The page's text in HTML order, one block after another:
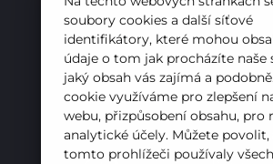
soubory cookies a další síťové
identifikátory, které mohou
údaje o tom jak procházíte naše
jaký obsah vás zajímá a
cookie využíváme pro zlepšení
webu, přizpůsobení obsahu, pro
analytické účely. Můžete povolit,
tomto prohlížeči používaly
ZŘIZOVATEL
Hotelová škola, Frenštát pod
příspěvkovou organizací
Moravskoslezským